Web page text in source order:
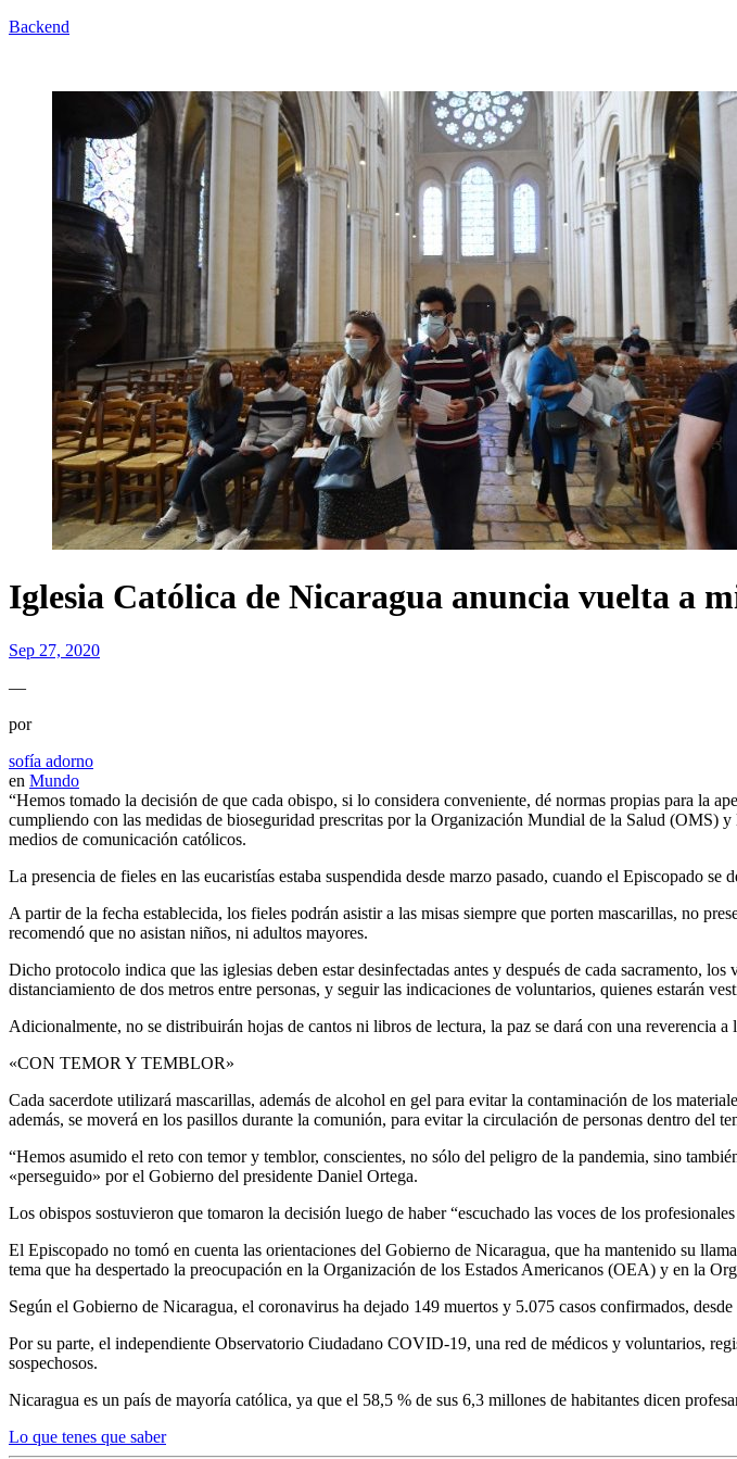
Backend
Iglesia Católica de Nicaragua anuncia vuelta a
Sep 27, 2020
—
por
sofía adorno
en Mundo
“Hemos tomado la decisión de que cada obispo, si lo considera conveniente, dé normas propias para la
cumpliendo con las medidas de bioseguridad prescritas por la Organización Mundial de la Salud (OMS)
medios de comunicación católicos.
La presencia de fieles en las eucaristías estaba suspendida desde marzo pasado, cuando el Episcopado
A partir de la fecha establecida, los fieles podrán asistir a las misas siempre que porten mascarillas, no
recomendó que no asistan niños, ni adultos mayores.
Dicho protocolo indica que las iglesias deben estar desinfectadas antes y después de cada sacramento,
distanciamiento de dos metros entre personas, y seguir las indicaciones de voluntarios, quienes estarán
Adicionalmente, no se distribuirán hojas de cantos ni libros de lectura, la paz se dará con una reverencia
«CON TEMOR Y TEMBLOR»
Cada sacerdote utilizará mascarillas, además de alcohol en gel para evitar la contaminación de los
además, se moverá en los pasillos durante la comunión, para evitar la circulación de personas dentro del
“Hemos asumido el reto con temor y temblor, conscientes, no sólo del peligro de la pandemia, sino
«perseguido» por el Gobierno del presidente Daniel Ortega.
Los obispos sostuvieron que tomaron la decisión luego de haber “escuchado las voces de los
El Episcopado no tomó en cuenta las orientaciones del Gobierno de Nicaragua, que ha mantenido su
tema que ha despertado la preocupación en la Organización de los Estados Americanos (OEA) y en la
Según el Gobierno de Nicaragua, el coronavirus ha dejado 149 muertos y 5.075 casos confirmados,
Por su parte, el independiente Observatorio Ciudadano COVID-19, una red de médicos y voluntarios,
sospechosos.
Nicaragua es un país de mayoría católica, ya que el 58,5 % de sus 6,3 millones de habitantes dicen
Lo que tenes que saber